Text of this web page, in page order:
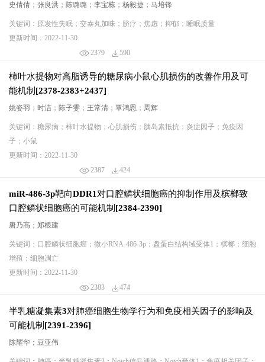
史倩倩；张良洪；陈璐璐；李宝栋；杨毅捷；马培锋
关键词：原发性失眠；交泰丸加味；脐疗；焦虑；抑郁；睡眠质量
2379 590
更新时间：2022-11-30
柿叶水提物对高脂诱导的糖尿病小鼠心肌损伤的改善作用及可
能机制[2378-2383+2437]
姚姿羽；时洁；陈子雯；王常清；覃鸿恩；周辉
关键词：糖尿病；柿叶水提物；心肌损伤；胰岛素抵抗；炎症因子；免疫因
子；小鼠
2387 424
更新时间：2022-11-30
miR-486-3p靶向DDR1对口腔鳞状细胞癌的抑制作用及槟榔致
口腔鳞状细胞癌的可能机制[2384-2390]
唐乃高；郑根建
关键词：口腔鳞状细胞癌；微小RNA-486-3p；盘蛋白结构域受体1；槟榔；细胞
增殖；细胞凋亡
2383 474
更新时间：2022-11-30
半乳糖凝集素3对肺癌细胞生物学行为和免疫相关因子的影响及
可能机制[2391-2396]
陈耀华；豆亚伟